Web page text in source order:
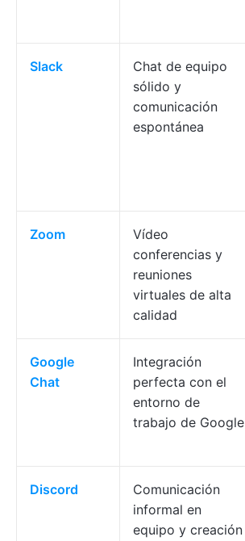
Slack
Chat de equipo
sólido y
comunicación
espontánea
Zoom
Vídeo
conferencias y
reuniones
virtuales de alta
calidad
Google
Chat
Integración
perfecta con el
entorno de
trabajo de Google
Discord
Comunicación
informal en
equipo y creación